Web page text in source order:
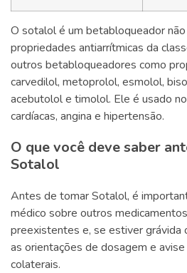
O sotalol é um betabloqueador
propriedades antiarrítmicas da
outros betabloqueadores como
carvedilol, metoprolol, esmolol,
acebutolol e timolol. Ele é usado
cardíacas, angina e hipertensão.
O que você deve saber
Sotalol
Antes de tomar Sotalol, é
médico sobre outros
preexistentes e, se estiver grávida
as orientações de dosagem e
colaterais.